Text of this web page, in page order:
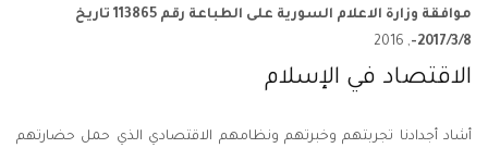
موافقة وزارة الاعلام السورية على الطباعة رقم 113865 تاريخ
2017/3/8-
, 2016
الاقتصاد في الإسلام
أشاد أجدادنا تجربتهم وخبرتهم ونظامهم الاقتصادي الذي حمل حضارتهم